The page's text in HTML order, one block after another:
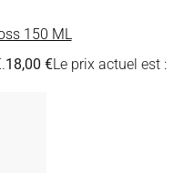
150 ML
18,00 €Le prix actuel est :